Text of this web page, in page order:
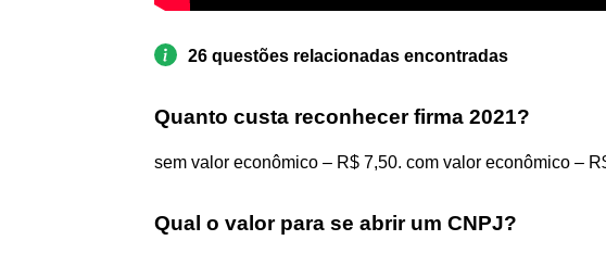
26 questões relacionadas encontradas
Quanto custa reconhecer firma 2021?
sem valor econômico – R$ 7,50. com valor econômico –
Qual o valor para se abrir um CNPJ?